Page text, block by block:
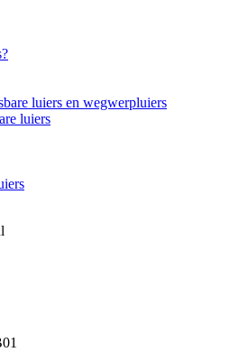
luiers en wegwerpluiers
luiers